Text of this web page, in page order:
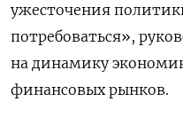
ужесточения
потребоваться»,
на динамику
финансовых рынков.